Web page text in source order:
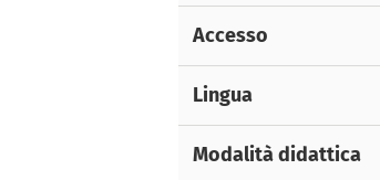
Accesso
Lingua
Modalità didattica